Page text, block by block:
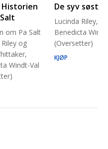
om Pa Salt
og
Windt-Val
De syv søstre
Lucinda Riley,
Benedicta
(Oversetter)
KJØP